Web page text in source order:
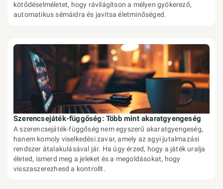
kötődéselméletet, hogy rávilágítson a mélyen gyökerező,
automatikus sémáidra és javítsa életminőséged.
Szerencsejáték-függőség: Több mint akaratgyengeség
A szerencsejáték-függőség nem egyszerű akaratgyengeség,
hanem komoly viselkedési zavar, amely az agyi jutalmazási
rendszer átalakulásával jár. Ha úgy érzed, hogy a játék uralja
életed, ismerd meg a jeleket és a megoldásokat, hogy
visszaszerezhesd a kontrollt.